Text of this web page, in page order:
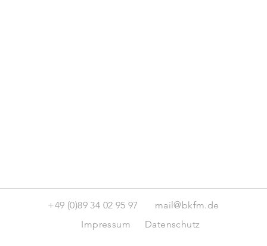
+49 (0)89 34 02 95 97
mail@bkfm.de
Impressum
Datenschutz